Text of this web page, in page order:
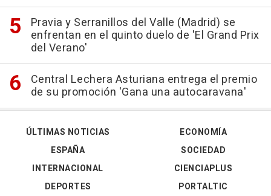
Pravia y Serranillos del Valle (Madrid) se
enfrentan en el quinto duelo de 'El Grand Prix
del Verano'
Central Lechera Asturiana entrega el premio
de su promoción 'Gana una autocaravana'
ÚLTIMAS NOTICIAS
ESPAÑA
INTERNACIONAL
DEPORTES
ECONOMÍA
SOCIEDAD
CIENCIAPLUS
PORTALTIC